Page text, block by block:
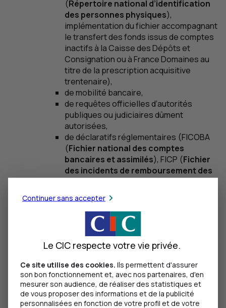
(Répertoire national d’identification
des personnes physiques),
implémentation du fichier accompagnant
le transfert des fonds issus de comptes
inactifs à la Caisse des Dépôts et
Consignation ou à France Domaines au
titre de la prescription acquisitive
trentenaire),
de mobilité bancaire,
de requêtes officielles d’autorités
publiques ou judiciaires dûment
autorisées,
de déclaratifs réglementaires (FICOBA
(Fichier national des comptes
bancaires et assimilés), FICP (Fichier
des incidents de remboursement des
crédits aux particuliers),FCC(Fichier
central des chèques
d’interrogations réglementaires (
dans le cadre de la gestion des comptes
et coffres-forts inactifs).
engager des démarches précontractuelles,
conclure et exécuter les contrats conclus
avec vous et en particulier pour :
présenter les caractéristiques des
produits et services bancaires et ceux
dont nous sommes distributeur,
établir le contrat et gérer la relation
Continuer sans accepter
Le CIC respecte votre vie privée.
Ce site utilise des cookies. Ils permettent d'assurer
son bon fonctionnement et, avec nos partenaires, d'en
mesurer son audience, de réaliser des statistiques et
de vous proposer des informations et de la publicité
personnalisées en fonction de votre profil et de votre